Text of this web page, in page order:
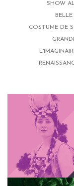
SHOW
COSTUME DE